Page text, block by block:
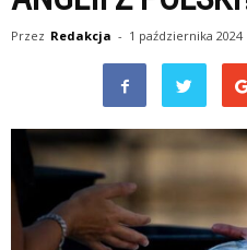
Przez Redakcja - 1 października 2024